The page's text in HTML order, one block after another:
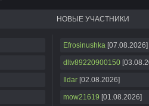
НОВЫЕ УЧАСТНИКИ
Efrosinushka [07.08.2026]
dltv89220900150
Ildar [02.08.2026]
mow21619 [01.08.2026]